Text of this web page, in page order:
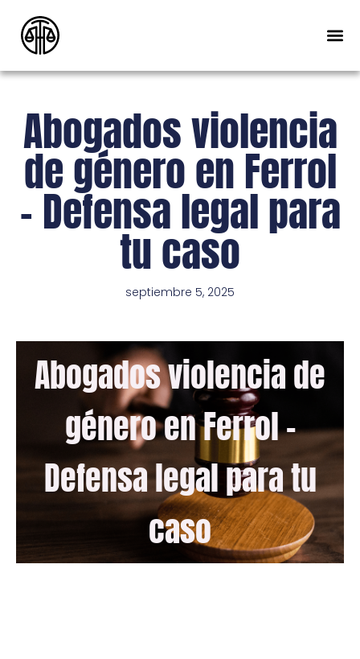
Abogados violencia
de género en Ferrol
– Defensa legal para
tu caso
septiembre 5, 2025
Abogados violencia de
género en Ferrol -
Defensa legal para tu
caso